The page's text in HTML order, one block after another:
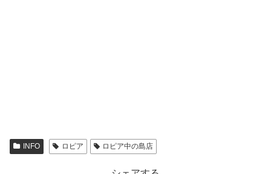
INFO ロピア ロピア中の島店